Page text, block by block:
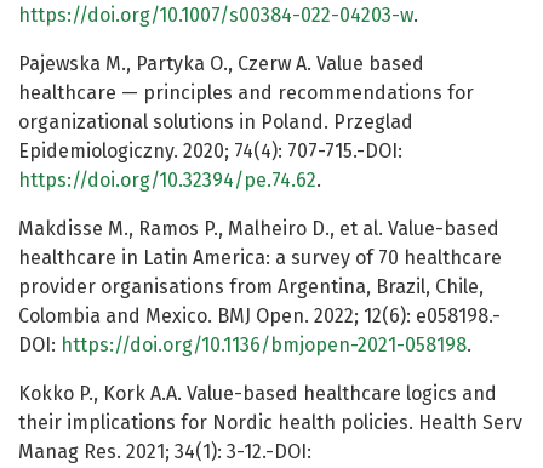
https://doi.org/10.1007/s00384-022-04203-w.
Pajewska M., Partyka O., Czerw A. Value based
healthcare — principles and recommendations for
organizational solutions in Poland. Przeglad
Epidemiologiczny. 2020; 74(4): 707-715.-DOI:
https://doi.org/10.32394/pe.74.62.
Makdisse M., Ramos P., Malheiro D., et al. Value-based
healthcare in Latin America: a survey of 70 healthcare
provider organisations from Argentina, Brazil, Chile,
Colombia and Mexico. BMJ Open. 2022; 12(6): e058198.-
DOI: https://doi.org/10.1136/bmjopen-2021-058198.
Kokko P., Kork A.A. Value-based healthcare logics and
their implications for Nordic health policies. Health Serv
Manag Res. 2021; 34(1): 3-12.-DOI: